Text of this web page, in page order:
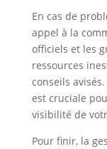
En cas de
appel à la
officiels et les
ressources
conseils
est cruciale
visibilité de
Pour finir, la